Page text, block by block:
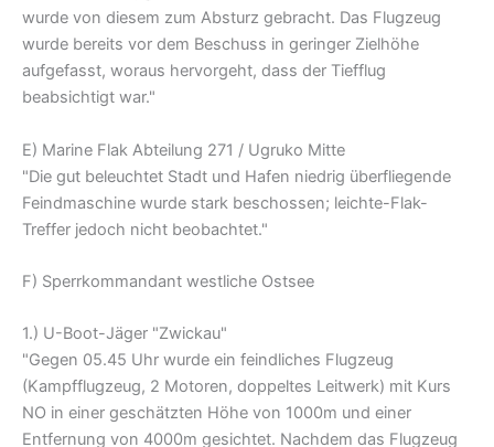
wurde von diesem zum Absturz gebracht. Das Flugzeug
wurde bereits vor dem Beschuss in geringer Zielhöhe
aufgefasst, woraus hervorgeht, dass der Tiefflug
beabsichtigt war."
E) Marine Flak Abteilung 271 / Ugruko Mitte
"Die gut beleuchtet Stadt und Hafen niedrig überfliegende
Feindmaschine wurde stark beschossen; leichte-Flak-
Treffer jedoch nicht beobachtet."
F) Sperrkommandant westliche Ostsee
1.) U-Boot-Jäger "Zwickau"
"Gegen 05.45 Uhr wurde ein feindliches Flugzeug
(Kampfflugzeug, 2 Motoren, doppeltes Leitwerk) mit Kurs
NO in einer geschätzten Höhe von 1000m und einer
Entfernung von 4000m gesichtet. Nachdem das Flugzeug